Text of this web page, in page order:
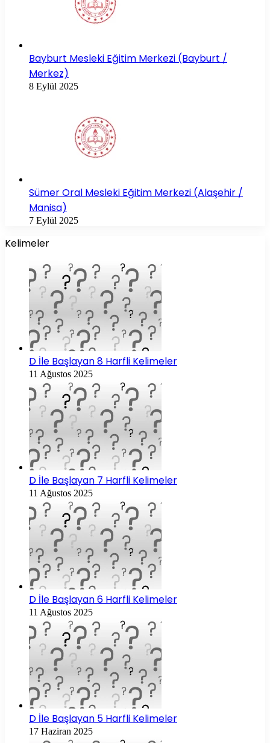
Bayburt Mesleki Eğitim Merkezi (Bayburt /
Merkez)
8 Eylül 2025
Sümer Oral Mesleki Eğitim Merkezi (Alaşehir /
Manisa)
7 Eylül 2025
Kelimeler
D İle Başlayan 8 Harfli Kelimeler
11 Ağustos 2025
D İle Başlayan 7 Harfli Kelimeler
11 Ağustos 2025
D İle Başlayan 6 Harfli Kelimeler
11 Ağustos 2025
D İle Başlayan 5 Harfli Kelimeler
17 Haziran 2025